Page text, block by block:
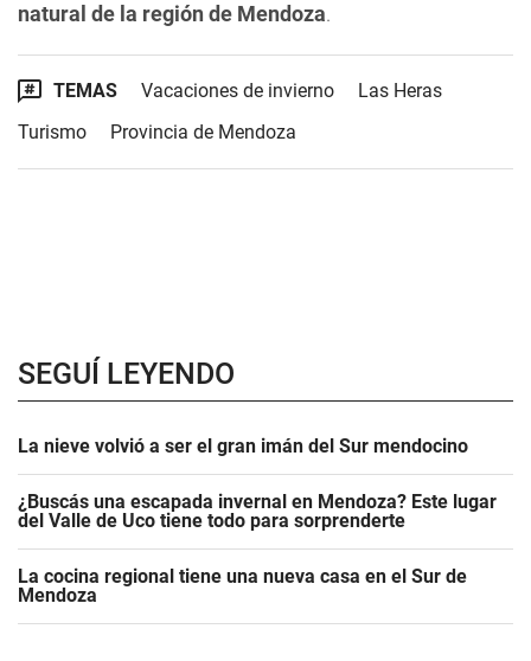
natural de la región de Mendoza.
TEMAS Vacaciones de invierno
Las Heras
Turismo
Provincia de Mendoza
SEGUÍ LEYENDO
La nieve volvió a ser el gran imán del Sur mendocino
¿Buscás una escapada invernal en Mendoza? Este lugar
del Valle de Uco tiene todo para sorprenderte
La cocina regional tiene una nueva casa en el Sur de
Mendoza